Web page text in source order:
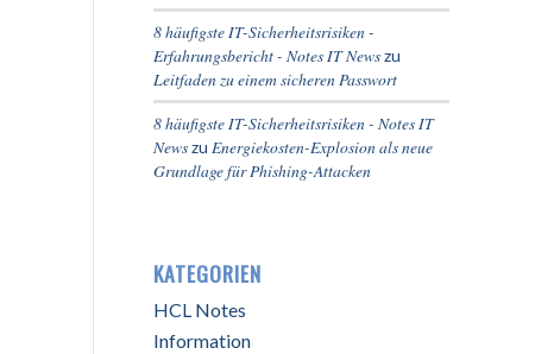
8 häufigste IT-Sicherheitsrisiken -
Erfahrungsbericht - Notes IT Newszu
Leitfaden zu einem sicheren Passwort
8 häufigste IT-Sicherheitsrisiken - Notes IT
Newszu Energiekosten-Explosion als neue
Grundlage für Phishing-Attacken
KATEGORIEN
HCL Notes
Information